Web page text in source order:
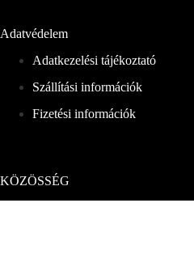
Adatvédelem
Adatkezelési tájékoztató
Szállítási információk
Fizetési információk
KÖZÖSSÉG